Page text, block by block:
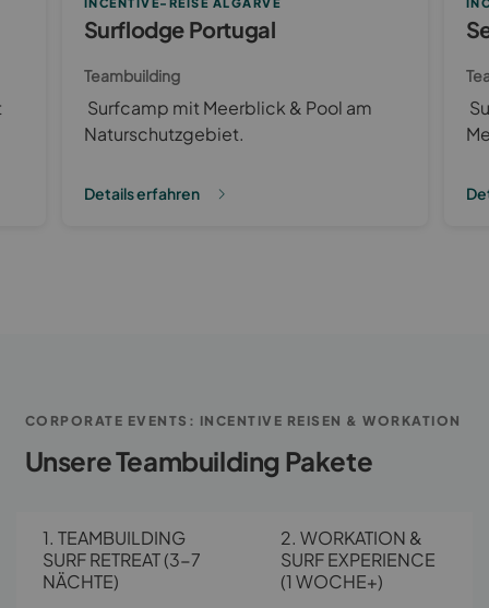
Surflodge Portugal
Teambuilding
Surfcamp mit Meerblick & Pool am
Naturschutzgebiet.
Details erfahren
CORPORATE EVENTS: INCENTIVE REISEN & WORKATION
Unsere Teambuilding Pakete
1. TEAMBUILDING
SURF RETREAT (3-7
NÄCHTE)
2. WORKATION &
SURF EXPERIENCE
(1 WOCHE+)